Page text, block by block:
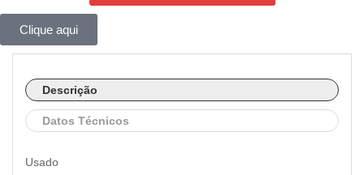
Clique aqui
Descrição
Datos Técnicos
Usado